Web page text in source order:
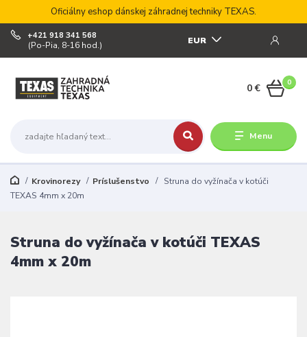
Oficiálny eshop dánskej záhradnej techniky TEXAS.
Menu
EUR
+421 918 341 568
(Po-Pia, 8-16 hod.)
0
0 €
Krovinorezy Príslušenstvo
Struna do vyžínača v kotúči
TEXAS 4mm x 20m
Struna do vyžínača v kotúči TEXAS
4mm x 20m